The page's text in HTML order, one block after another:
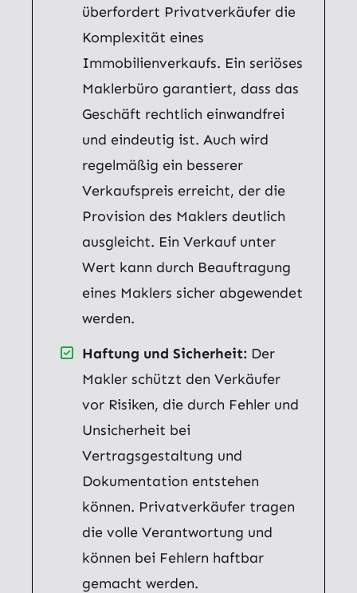
überfordert Privatverkäufer die
Komplexität eines
Immobilienverkaufs. Ein seriöses
Maklerbüro garantiert, dass das
Geschäft rechtlich einwandfrei
und eindeutig ist. Auch wird
regelmäßig ein besserer
Verkaufspreis erreicht, der die
Provision des Maklers deutlich
ausgleicht. Ein Verkauf unter
Wert kann durch Beauftragung
eines Maklers sicher abgewendet
werden.
Haftung und Sicherheit: Der
Makler schützt den Verkäufer
vor Risiken, die durch Fehler und
Unsicherheit bei
Vertragsgestaltung und
Dokumentation entstehen
können. Privatverkäufer tragen
die volle Verantwortung und
können bei Fehlern haftbar
gemacht werden.